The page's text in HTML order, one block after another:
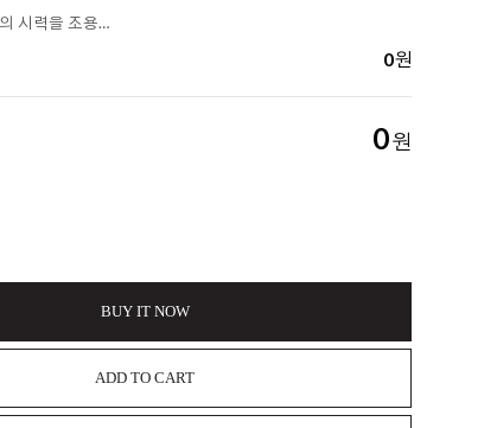
[아롬나옴] 반려견의 시력을 조용히 앗아가는 침묵의 질환, 진행성 망막 위축증
0원
0원
BUY IT NOW
ADD TO CART